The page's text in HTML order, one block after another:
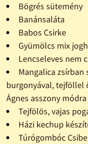
Bögrés sütemény
Banánsaláta
Babos Csirke
Gyümölcs mix
Lencseleves nem
Mangalica
burgonyával, tejföllel
Ágnes asszony módra
Tejfölös, vajas
Házi kechup
Túrógombóc